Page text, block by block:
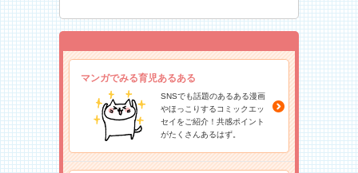
マンガでみる育児あるある
SNSでも話題のあるある漫画
やほっこりするコミックエッ
セイをご紹介！共感ポイント
がたくさんあるはず。